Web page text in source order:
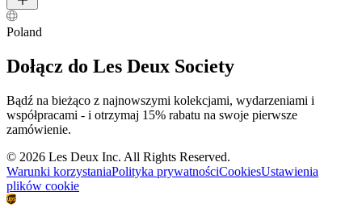
Poland
Dołącz do Les Deux Society
Bądź na bieżąco z najnowszymi kolekcjami, wydarzeniami i
współpracami - i otrzymaj 15% rabatu na swoje pierwsze
zamówienie.
© 2026 Les Deux Inc. All Rights Reserved.
Warunki korzystaniaPolityka prywatnościCookiesUstawienia
plików cookie